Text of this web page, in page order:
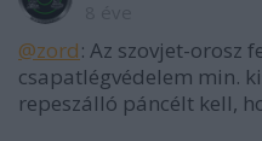
@zord: Az szovjet-orosz
csapatlégvédelem min.
repeszálló páncélt kell,